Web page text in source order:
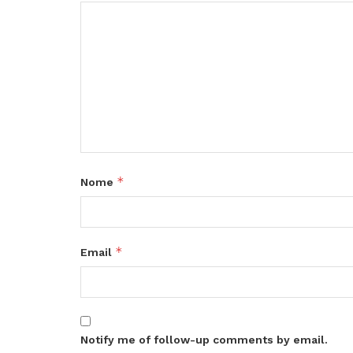
Nome *
Email *
Notify me of follow-up comments by email.